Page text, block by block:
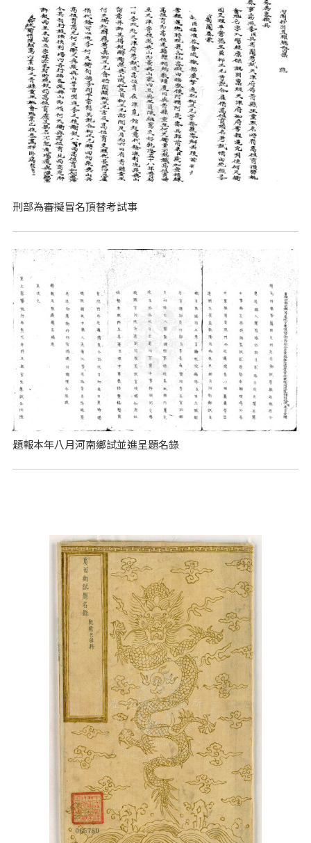
刑部為審擬冒名頂替考試事
題報本年八月河南鄉試並進呈題名錄